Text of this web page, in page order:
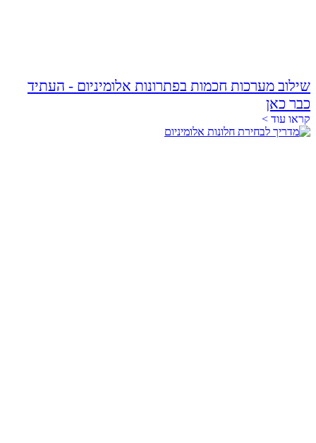
שילוב מערכות חכמות בפתרונות אלומיניום - העתיד
כבר כאן
קראו עוד >